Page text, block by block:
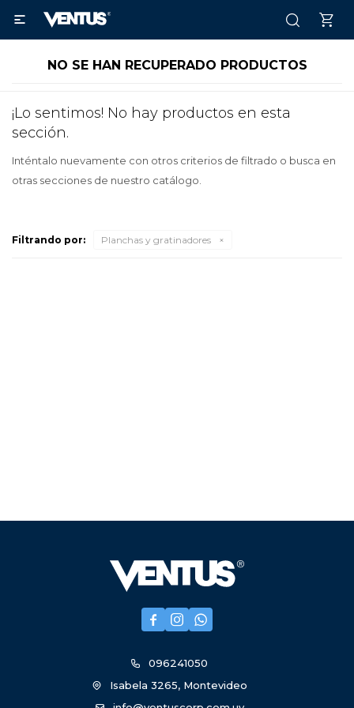

NO SE HAN RECUPERADO PRODUCTOS
¡Lo sentimos! No hay productos en esta
sección.
Inténtalo nuevamente con otros criterios de filtrado o busca en
otras secciones de nuestro catálogo.
Filtrando por: Planchas y gratinadores
  
096241050
Isabela 3265, Montevideo